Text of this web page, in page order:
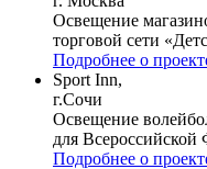
Освещение
торговой сети
Подробнее о
Sport Inn,
г.Сочи
Освещение
для
Подробнее о